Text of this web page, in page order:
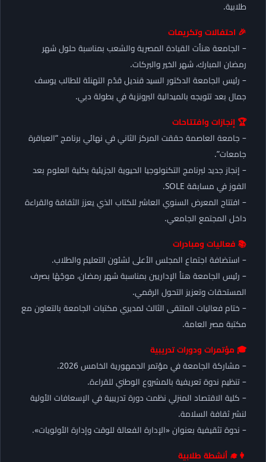
طلابية.
🎉 احتفالات وتكريمات
– الجامعة هنأت القيادة المصرية والشعب بمناسبة حلول شهر
رمضان المبارك، شهر الخير والبركات.
– رئيس الجامعة الدكتور السيد قنديل قدّم التهنئة للطالب يوسف
جمال بعد تتويجه بالميدالية البرونزية في بطولة دبي.
🏆 إنجازات وافتتاحات
– جامعة العاصمة حققت المركز الثاني في نهائي برنامج “العباقرة
جامعات”.
– إنجاز جديد لبرنامج التكنولوجيا الحيوية الجزيئية بكلية العلوم بعد
الفوز في مسابقة SOLE.
– افتتاح المعرض السنوي العاشر للكتاب الذي يعزز الثقافة والقراءة
داخل المجتمع الجامعي.
📚 فعاليات ومبادرات
– استضافة اجتماع المجلس الأعلى لشئون التعليم والطلاب.
– رئيس الجامعة هنأ الإداريين بمناسبة شهر رمضان، موجّهًا بصرف
المستحقات وتعزيز التحول الرقمي.
– ختام فعاليات الملتقى الثالث لمديري مكتبات الجامعة بالتعاون مع
مكتبة مصر العامة.
🎓 مؤتمرات ودورات تدريبية
– مشاركة الجامعة في مؤتمر الجمهورية الخامس 2026.
– تنظيم ندوة تعريفية بالمشروع الوطني للقراءة.
– كلية الاقتصاد المنزلي نظمت دورة تدريبية في الإسعافات الأولية
لنشر ثقافة السلامة.
– ندوة تثقيفية بعنوان «الإدارة الفعالة للوقت وإدارة الأولويات».
👩‍🎓 أنشطة طلابية